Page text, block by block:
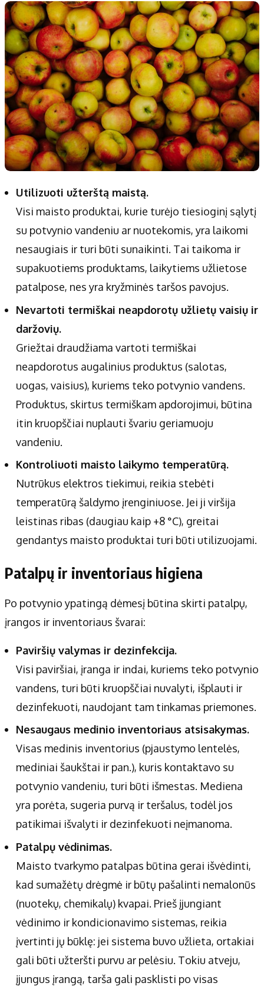
Utilizuoti užterštą maistą.
Visi maisto produktai, kurie turėjo tiesioginį sąlytį
su potvynio vandeniu ar nuotekomis, yra laikomi
nesaugiais ir turi būti sunaikinti. Tai taikoma ir
supakuotiems produktams, laikytiems užlietose
patalpose, nes yra kryžminės taršos pavojus.
Nevartoti termiškai neapdorotų užlietų vaisių ir
daržovių.
Griežtai draudžiama vartoti termiškai
neapdorotus augalinius produktus (salotas,
uogas, vaisius), kuriems teko potvynio vandens.
Produktus, skirtus termiškam apdorojimui, būtina
itin kruopščiai nuplauti švariu geriamuoju
vandeniu.
Kontroliuoti maisto laikymo temperatūrą.
Nutrūkus elektros tiekimui, reikia stebėti
temperatūrą šaldymo įrenginiuose. Jei ji viršija
leistinas ribas (daugiau kaip +8 °C), greitai
gendantys maisto produktai turi būti utilizuojami.
Patalpų ir inventoriaus higiena
Po potvynio ypatingą dėmesį būtina skirti patalpų,
įrangos ir inventoriaus švarai:
Paviršių valymas ir dezinfekcija.
Visi paviršiai, įranga ir indai, kuriems teko potvynio
vandens, turi būti kruopščiai nuvalyti, išplauti ir
dezinfekuoti, naudojant tam tinkamas priemones.
Nesaugaus medinio inventoriaus atsisakymas.
Visas medinis inventorius (pjaustymo lentelės,
mediniai šaukštai ir pan.), kuris kontaktavo su
potvynio vandeniu, turi būti išmestas. Mediena
yra porėta, sugeria purvą ir teršalus, todėl jos
patikimai išvalyti ir dezinfekuoti neįmanoma.
Patalpų vėdinimas.
Maisto tvarkymo patalpas būtina gerai išvėdinti,
kad sumažėtų drėgmė ir būtų pašalinti nemalonūs
(nuotekų, chemikalų) kvapai. Prieš įjungiant
vėdinimo ir kondicionavimo sistemas, reikia
įvertinti jų būklę: jei sistema buvo užlieta, ortakiai
gali būti užteršti purvu ar pelėsiu. Tokiu atveju,
įjungus įrangą, tarša gali pasklisti po visas